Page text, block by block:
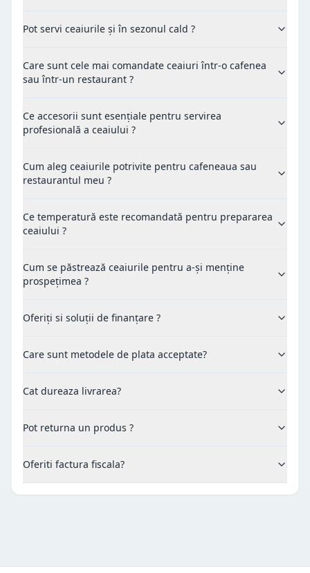
Pot servi ceaiurile și în sezonul cald ?
Care sunt cele mai comandate ceaiuri într-o cafenea
sau într-un restaurant ?
Ce accesorii sunt esențiale pentru servirea
profesională a ceaiului ?
Cum aleg ceaiurile potrivite pentru cafeneaua sau
restaurantul meu ?
Ce temperatură este recomandată pentru prepararea
ceaiului ?
Cum se păstrează ceaiurile pentru a-și menține
prospețimea ?
Oferiți si soluții de finanțare ?
Care sunt metodele de plata acceptate?
Cat dureaza livrarea?
Pot returna un produs ?
Oferiti factura fiscala?